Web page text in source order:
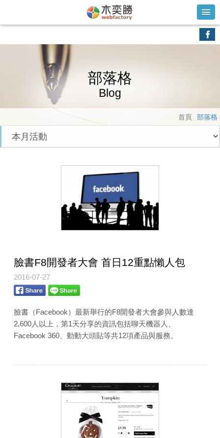
部落格
Blog
首頁 部落格
臉書F8開發者大會 首日12重點懶人包
2016-07-27
臉書（Facebook）最新舉行的F8開發者大會參與人數達
2,600人以上，第1天分享的資訊包括聊天機器人、
Facebook 360、動動大頭貼等共12項產品與服務。